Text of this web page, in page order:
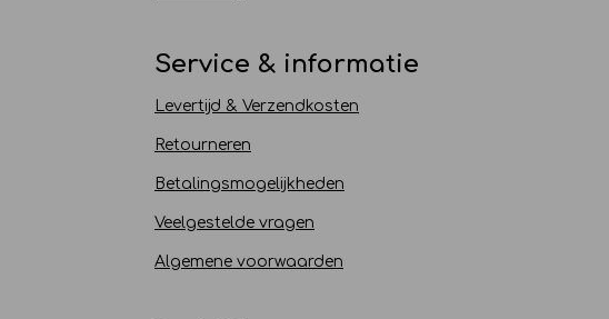
Service & informatie
Levertijd & Verzendkosten
Retourneren
Betalingsmogelijkheden
Veelgestelde vragen
Algemene voorwaarden